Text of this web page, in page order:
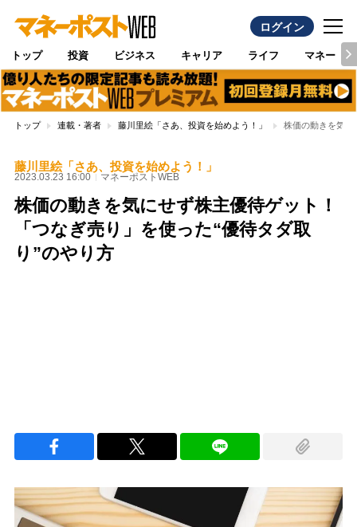
ログイン
トップ 投資 ビジネス キャリア ライフ マネー
トップ 連載・著者 藤川里絵「さあ、投資を始めよう！」 株価の動きを気に
藤川里絵「さあ、投資を始めよう！」
2023.03.23 16:00 マネーポストWEB
株価の動きを気にせず株主優待ゲット！
「つなぎ売り」を使った“優待タダ取
り”のやり方